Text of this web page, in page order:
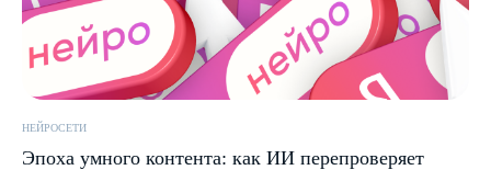
НЕЙРОСЕТИ
Эпоха умного контента: как ИИ перепроверяет